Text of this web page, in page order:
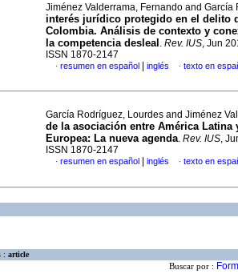
Jiménez Valderrama, Fernando and García
interés jurídico protegido en el delito
Colombia. Análisis de contexto y
la competencia desleal . Rev. IUS, Jun
ISSN 1870-2147
· resumen en español inglés · texto en
García Rodríguez, Lourdes and Jiménez
de la asociación entre América Latina
Europea: La nueva agenda. Rev. IUS,
ISSN 1870-2147
· resumen en español inglés · texto en
: article
Buscar por :